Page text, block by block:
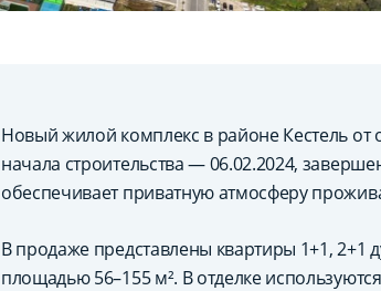
Новый жилой комплекс в районе Кестель
начала строительства — 06.02.2024,
обеспечивает приватную атмосферу
В продаже представлены квартиры 1+1, 2+1
площадью 56–155 м². В отделке